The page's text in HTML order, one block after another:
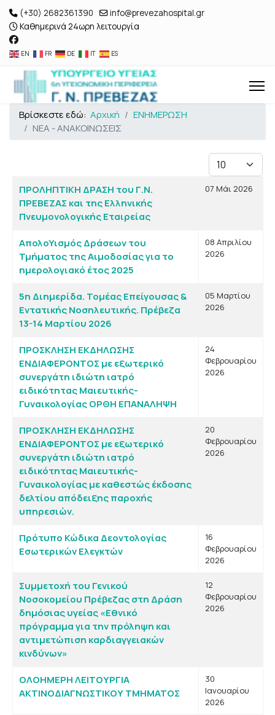
(+30) 2682361390
info@prevezahospital.gr
Καθημερινά 24ωρη λειτουργία
EN FR DE IT ES
Βρίσκεστε εδώ: Αρχική
ΕΝΗΜΕΡΩΣΗ
ΝΕΑ - ΑΝΑΚΟΙΝΩΣΕΙΣ
Εμφάνιση #
Τίτλος Ημ. Δημιουργίας
ΠΡΟΛΗΠΤΙΚΗ ΔΡΑΣΗ του Γ.Ν.
ΠΡΕΒΕΖΑΣ και της Ελληνικής
Πνευμονολογικής Εταιρείας
07 Μάι 2026
ΑπολοΥισμός Δράσεων του
Τμήματος της Αιμοδοσίας για το
ημερολογιακό έτος 2025
08 Απριλίου
2026
5η Διημερίδα. Τομέας Επείγουσας &
Εντατικής Νοσηλευτικής. Πρέβεζα
13-14 Μαρτίου 2026
05 Μαρτίου
2026
ΠΡΟΣΚΛΗΣΗ ΕΚΔΗΛΩΣΗΣ
ΕΝΔΙΑΦΕΡΟΝΤΟΣ με εξωτερικό
συνεργάτη ιδιώτη ιατρό
ειδικότητας Μαιευτικής-
Γυναικολογίας ΟΡΘΗ ΕΠΑΝΑΛΗΨΗ
24
Φεβρουαρίου
2026
ΠΡΟΣΚΛΗΣΗ ΕΚΔΗΛΩΣΗΣ
ΕΝΔΙΑΦΕΡΟΝΤΟΣ με εξωτερικό
συνεργάτη ιδιώτη ιατρό
ειδικότητας Μαιευτικής-
Γυναικολογίας με καθεστώς έκδοσης
δελτίου απόδειξης παροχής
υπηρεσιών.
20
Φεβρουαρίου
2026
Πρότυπο Κώδικα Δεοντολογίας
Εσωτερικών Ελεγκτών
16
Φεβρουαρίου
2026
Συμμετοχή του Γενικού
Νοσοκομείου Πρέβεζας στη Δράση
δημόσιας υγείας «Εθνικό
πρόγραμμα για την πρόληψη και
αντιμετώπιση καρδιαγγειακών
κινδύνων»
12
Φεβρουαρίου
2026
ΟΛΟΗΜΕΡΗ ΛΕΙΤΟΥΡΓΙΑ
ΑΚΤΙΝΟΔΙΑΓΝΩΣΤΙΚΟΥ ΤΜΗΜΑΤΟΣ
30
Ιανουαρίου
2026